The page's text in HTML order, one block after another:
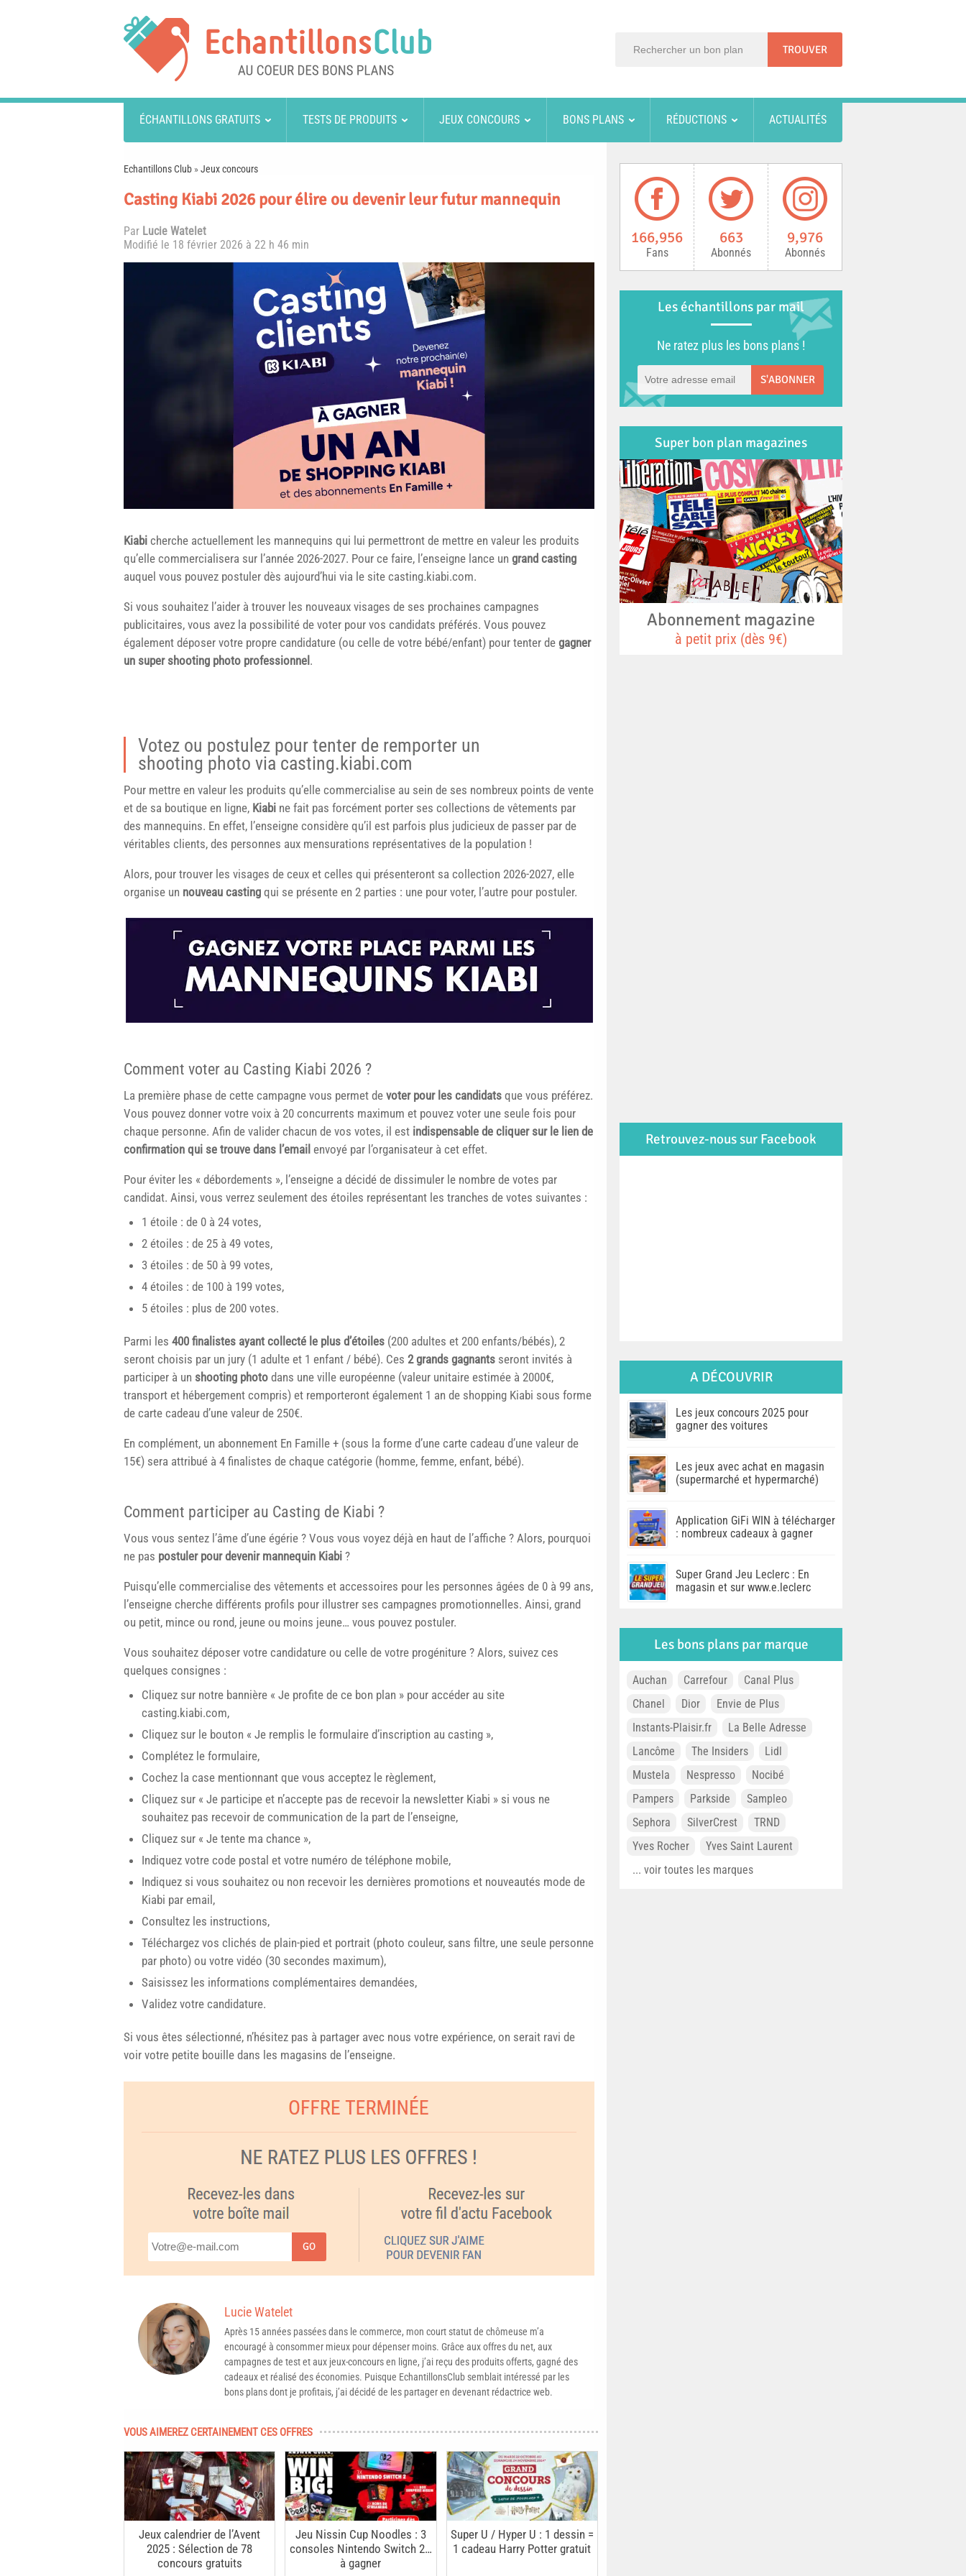
ÉCHANTILLONS GRATUITS TESTS DE PRODUITS JEUX CONCOURS BONS PLANS RÉDUCTIONS ACTUALITÉS
Echantillons Club »Jeux concours
Casting Kiabi 2026 pour élire ou devenir leur futur mannequin
Par Lucie Watelet
Modifié le 18 février 2026 à 22 h 46 min
Kiabi cherche actuellement les mannequins qui lui permettront de mettre en valeur les produits
qu’elle commercialisera sur l’année 2026-2027. Pour ce faire, l’enseigne lance un grand casting
auquel vous pouvez postuler dès aujourd’hui via le site casting.kiabi.com.
Si vous souhaitez l’aider à trouver les nouveaux visages de ses prochaines campagnes
publicitaires, vous avez la possibilité de voter pour vos candidats préférés. Vous pouvez
également déposer votre propre candidature (ou celle de votre bébé/enfant) pour tenter de gagner
un super shooting photo professionnel .
Votez ou postulez pour tenter de remporter un
shooting photo via casting.kiabi.com
Pour mettre en valeur les produits qu’elle commercialise au sein de ses nombreux points de vente
et de sa boutique en ligne, Kiabi ne fait pas forcément porter ses collections de vêtements par
des mannequins. En effet, l’enseigne considère qu’il est parfois plus judicieux de passer par de
véritables clients, des personnes aux mensurations représentatives de la population !
Alors, pour trouver les visages de ceux et celles qui présenteront sa collection 2026-2027, elle
organise un nouveau casting qui se présente en 2 parties : une pour voter, l’autre pour postuler.
Comment voter au Casting Kiabi 2026 ?
La première phase de cette campagne vous permet de voter pour les candidats que vous préférez.
Vous pouvez donner votre voix à 20 concurrents maximum et pouvez voter une seule fois pour
chaque personne. Afin de valider chacun de vos votes, il est indispensable de cliquer sur le lien de
confirmation qui se trouve dans l’email envoyé par l’organisateur à cet effet.
Pour éviter les « débordements », l’enseigne a décidé de dissimuler le nombre de votes par
candidat. Ainsi, vous verrez seulement des étoiles représentant les tranches de votes suivantes :
1 étoile : de 0 à 24 votes,
2 étoiles : de 25 à 49 votes,
3 étoiles : de 50 à 99 votes,
4 étoiles : de 100 à 199 votes,
5 étoiles : plus de 200 votes.
Parmi les 400 finalistes ayant collecté le plus d’étoiles (200 adultes et 200 enfants/bébés), 2
seront choisis par un jury (1 adulte et 1 enfant / bébé). Ces 2 grands gagnants seront invités à
participer à un shooting photo dans une ville européenne (valeur unitaire estimée à 2000€,
transport et hébergement compris) et remporteront également 1 an de shopping Kiabi sous forme
de carte cadeau d’une valeur de 250€.
En complément, un abonnement En Famille + (sous la forme d’une carte cadeau d’une valeur de
15€) sera attribué à 4 finalistes de chaque catégorie (homme, femme, enfant, bébé).
Comment participer au Casting de Kiabi ?
Vous vous sentez l’âme d’une égérie ? Vous vous voyez déjà en haut de l’affiche ? Alors, pourquoi
ne pas postuler pour devenir mannequin Kiabi ?
Puisqu’elle commercialise des vêtements et accessoires pour les personnes âgées de 0 à 99 ans,
l’enseigne cherche différents profils pour illustrer ses campagnes promotionnelles. Ainsi, grand
ou petit, mince ou rond, jeune ou moins jeune… vous pouvez postuler.
Vous souhaitez déposer votre candidature ou celle de votre progéniture ? Alors, suivez ces
quelques consignes :
Cliquez sur notre bannière « Je profite de ce bon plan » pour accéder au site
casting.kiabi.com,
Cliquez sur le bouton « Je remplis le formulaire d’inscription au casting »,
Complétez le formulaire,
Cochez la case mentionnant que vous acceptez le règlement,
Cliquez sur « Je participe et n’accepte pas de recevoir la newsletter Kiabi » si vous ne
souhaitez pas recevoir de communication de la part de l’enseigne,
Cliquez sur « Je tente ma chance »,
Indiquez votre code postal et votre numéro de téléphone mobile,
Indiquez si vous souhaitez ou non recevoir les dernières promotions et nouveautés mode de
Kiabi par email,
Consultez les instructions,
Téléchargez vos clichés de plain-pied et portrait (photo couleur, sans filtre, une seule personne
par photo) ou votre vidéo (30 secondes maximum),
Saisissez les informations complémentaires demandées,
Validez votre candidature.
Si vous êtes sélectionné, n’hésitez pas à partager avec nous votre expérience, on serait ravi de
voir votre petite bouille dans les magasins de l’enseigne.
GO
Lucie Watelet
Après 15 années passées dans le commerce, mon court statut de chômeuse m’a
encouragé à consommer mieux pour dépenser moins. Grâce aux offres du net, aux
campagnes de test et aux jeux-concours en ligne, j’ai reçu des produits offerts, gagné des
cadeaux et réalisé des économies. Puisque EchantillonsClub semblait intéressé par les
bons plans dont je profitais, j’ai décidé de les partager en devenant rédactrice web.
VOUS AIMEREZ CERTAINEMENT CES OFFRES
Jeux calendrier de l’Avent
2025 : Sélection de 78
concours gratuits
Jeu Nissin Cup Noodles : 3
consoles Nintendo Switch 2…
à gagner
Super U / Hyper U : 1 dessin =
1 cadeau Harry Potter gratuit
166,956
Fans
663
Abonnés
9,976
Abonnés
Les échantillons par mail
Ne ratez plus les bons plans !
S'ABONNER
Super bon plan magazines
Abonnement magazine
à petit prix (dès 9€)
Retrouvez-nous sur Facebook
A DÉCOUVRIR
Les jeux concours 2025 pour
gagner des voitures
Les jeux avec achat en magasin
(supermarché et hypermarché)
Application GiFi WIN à télécharger
: nombreux cadeaux à gagner
Super Grand Jeu Leclerc : En
magasin et sur www.e.leclerc
Les bons plans par marque
Auchan Carrefour
Canal Plus
Chanel
Dior
Envie de Plus
Instants-Plaisir.fr
La Belle Adresse
Lancôme
The Insiders
Lidl
Mustela
Nespresso
Nocibé
Pampers
Parkside
Sampleo
Sephora
SilverCrest
TRND
Yves Rocher
Yves Saint Laurent
... voir toutes les marques